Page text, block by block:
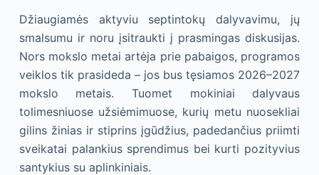
Džiaugiamės aktyviu septintokų dalyvavimu, jų
smalsumu ir noru įsitraukti į prasmingas diskusijas.
Nors mokslo metai artėja prie pabaigos, programos
veiklos tik prasideda – jos bus tęsiamos 2026–2027
mokslo metais. Tuomet mokiniai dalyvaus
tolimesniuose užsiėmimuose, kurių metu nuosekliai
gilins žinias ir stiprins įgūdžius, padedančius priimti
sveikatai palankius sprendimus bei kurti pozityvius
santykius su aplinkiniais.